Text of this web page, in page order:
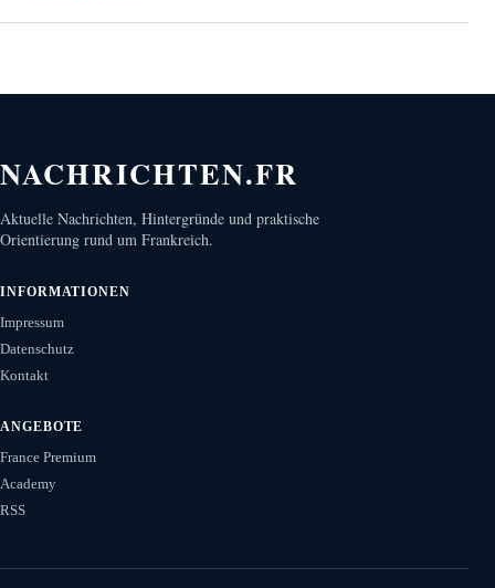
NACHRICHTEN.FR
Aktuelle Nachrichten, Hintergründe und praktische
Orientierung rund um Frankreich.
INFORMATIONEN
Impressum
Datenschutz
Kontakt
ANGEBOTE
France Premium
Academy
RSS